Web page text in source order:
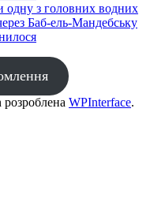
одну з головних водних
Баб-ель-Мандебську
WPInterface.